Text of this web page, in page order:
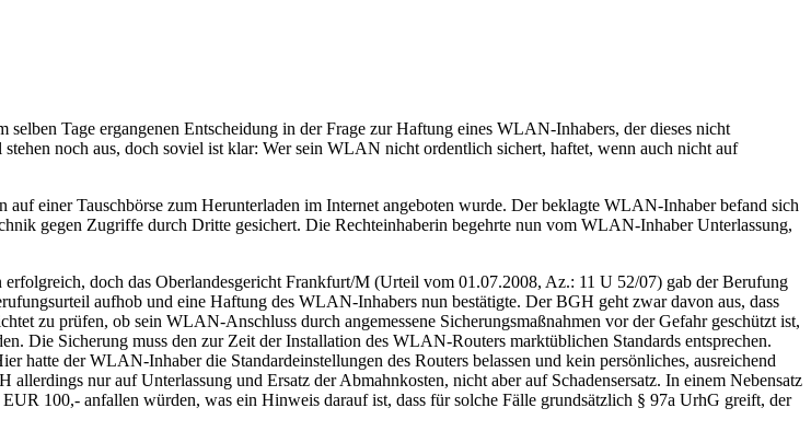
Tage ergangenen Entscheidung in der Frage zur Haftung eines WLAN-Inhabers, der dieses nicht
noch aus, doch soviel ist klar: Wer sein WLAN nicht ordentlich sichert, haftet, wenn auch nicht auf
einer Tauschbörse zum Herunterladen im Internet angeboten wurde. Der beklagte WLAN-Inhaber befand sich
gegen Zugriffe durch Dritte gesichert. Die Rechteinhaberin begehrte nun vom WLAN-Inhaber Unterlassung,
doch das Oberlandesgericht Frankfurt/M (Urteil vom 01.07.2008, Az.: 11 U 52/07) gab der Berufung
aufhob und eine Haftung des WLAN-Inhabers nun bestätigte. Der BGH geht zwar davon aus, dass
zu prüfen, ob sein WLAN-Anschluss durch angemessene Sicherungsmaßnahmen vor der Gefahr geschützt ist,
Die Sicherung muss den zur Zeit der Installation des WLAN-Routers marktüblichen Standards entsprechen.
hatte der WLAN-Inhaber die Standardeinstellungen des Routers belassen und kein persönliches, ausreichend
nur auf Unterlassung und Ersatz der Abmahnkosten, nicht aber auf Schadensersatz. In einem Nebensatz
100,- anfallen würden, was ein Hinweis darauf ist, dass für solche Fälle grundsätzlich § 97a UrhG greift, der